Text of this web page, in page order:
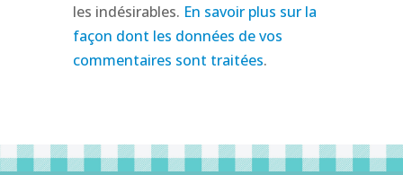
les indésirables. En savoir plus sur la
façon dont les données de vos
commentaires sont traitées.